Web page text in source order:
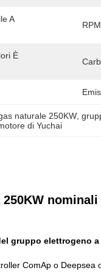
A
È
naturale 250KW ,
di Yuchai
gruppo elettrogeno a
ComAp o Deepsea